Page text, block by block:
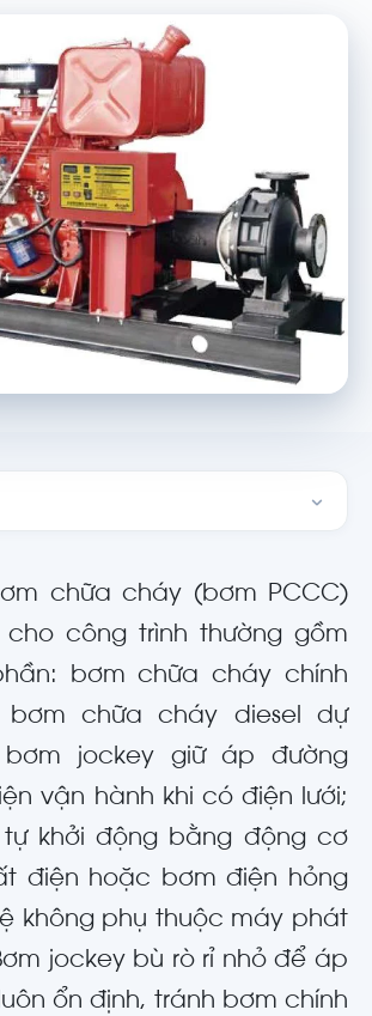
chữa cháy (bơm PCCC)
cho công trình thường gồm
bơm chữa cháy chính
bơm chữa cháy diesel dự
jockey giữ áp đường
vận hành khi có điện lưới;
tự khởi động bằng động cơ
điện hoặc bơm điện hỏng
không phụ thuộc máy phát
jockey bù rò rỉ nhỏ để áp
ổn định, tránh bơm chính